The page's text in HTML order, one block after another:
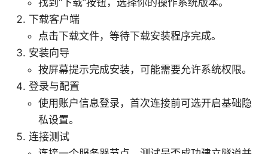
下载客户端
点击下载文件，等待下载安装程序完成。
安装向导
按屏幕提示完成安装，可能需要允许系统权限。
登录与配置
使用账户信息登录，首次连接前可选开启基础隐
私设置。
连接测试